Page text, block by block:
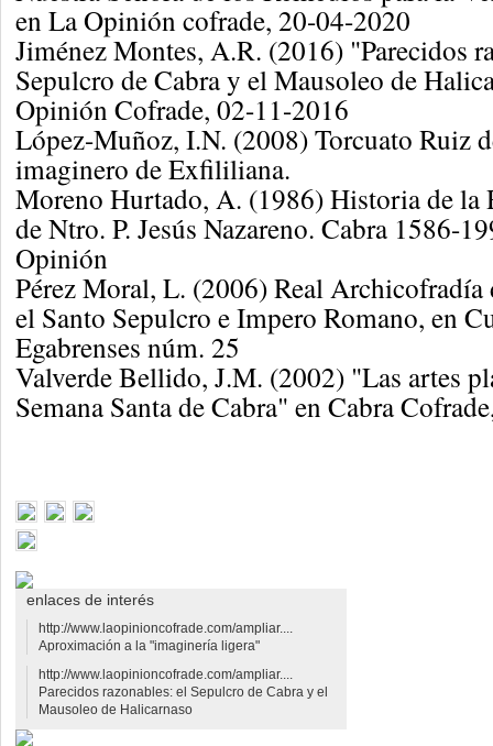
en La Opinión cofrade, 20-04-2020
Jiménez Montes, A.R. (2016) "Parecidos
Sepulcro de Cabra y el Mausoleo de
Opinión Cofrade, 02-11-2016
López-Muñoz, I.N. (2008) Torcuato Ruiz
imaginero de Exfililiana.
Moreno Hurtado, A. (1986) Historia de la
de Ntro. P. Jesús Nazareno. Cabra 1586-
Opinión
Pérez Moral, L. (2006) Real Archicofradía
el Santo Sepulcro e Impero Romano, en
Egabrenses núm. 25
Valverde Bellido, J.M. (2002) "Las artes
Semana Santa de Cabra" en Cabra
enlaces de interés
http://www.laopinioncofrade.com/ampliar....
Aproximación a la "imaginería ligera"
http://www.laopinioncofrade.com/ampliar....
Parecidos razonables: el Sepulcro de Cabra y el
Mausoleo de Halicarnaso